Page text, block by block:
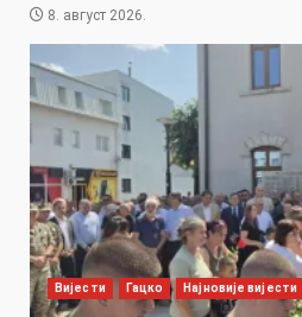
8. август 2026.
Вијести Гацко Најновије вијести